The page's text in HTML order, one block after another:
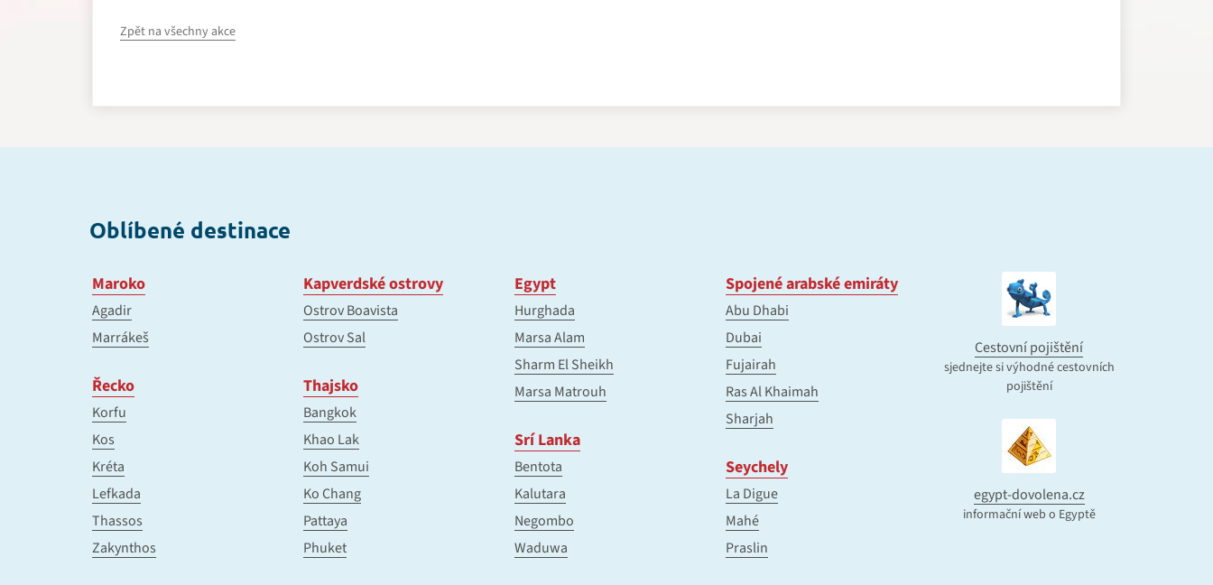
Zpět na všechny akce
Oblíbené destinace
Maroko
Agadir
Marrákeš
Řecko
Korfu
Kos
Kréta
Lefkada
Thassos
Zakynthos
Kapverdské ostrovy
Ostrov Boavista
Ostrov Sal
Thajsko
Bangkok
Khao Lak
Koh Samui
Ko Chang
Pattaya
Phuket
Egypt
Hurghada
Marsa Alam
Sharm El Sheikh
Marsa Matrouh
Srí Lanka
Bentota
Kalutara
Negombo
Waduwa
Spojené arabské emiráty
Abu Dhabi
Dubai
Fujairah
Ras Al Khaimah
Sharjah
Seychely
La Digue
Mahé
Praslin
Cestovní pojištění
sjednejte si výhodné cestovních
pojištění
egypt-dovolena.cz
informační web o Egyptě